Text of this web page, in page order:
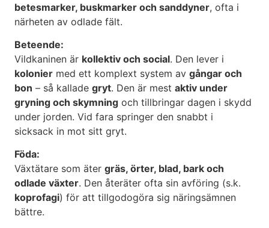
betesmarker, buskmarker och sanddyner, ofta i
närheten av odlade fält.
Beteende:
Vildkaninen är kollektiv och social. Den lever i
kolonier med ett komplext system av gångar och
bon – så kallade gryt. Den är mest aktiv under
gryning och skymning och tillbringar dagen i skydd
under jorden. Vid fara springer den snabbt i
sicksack in mot sitt gryt.
Föda:
Växtätare som äter gräs, örter, blad, bark och
odlade växter. Den återäter ofta sin avföring (s.k.
koprofagi) för att tillgodogöra sig näringsämnen
bättre.